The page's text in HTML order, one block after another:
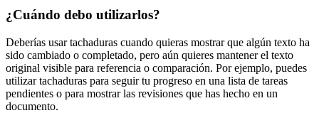
¿Cuándo debo utilizarlos?
Deberías usar tachaduras cuando quieras mostrar que algún texto ha
sido cambiado o completado, pero aún quieres mantener el texto
original visible para referencia o comparación. Por ejemplo, puedes
utilizar tachaduras para seguir tu progreso en una lista de tareas
pendientes o para mostrar las revisiones que has hecho en un
documento.